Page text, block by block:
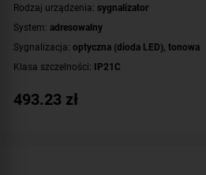
Rodzaj urządzenia: sygnalizator
System: adresowalny
Sygnalizacja: optyczna (dioda LED) tonowa
Klasa szczelności: IP21C
Montaż:wewnątrz budynku
493.23 zł